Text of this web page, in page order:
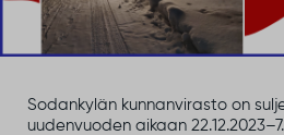
Sodankylän kunnanvirasto on
uudenvuoden aikaan